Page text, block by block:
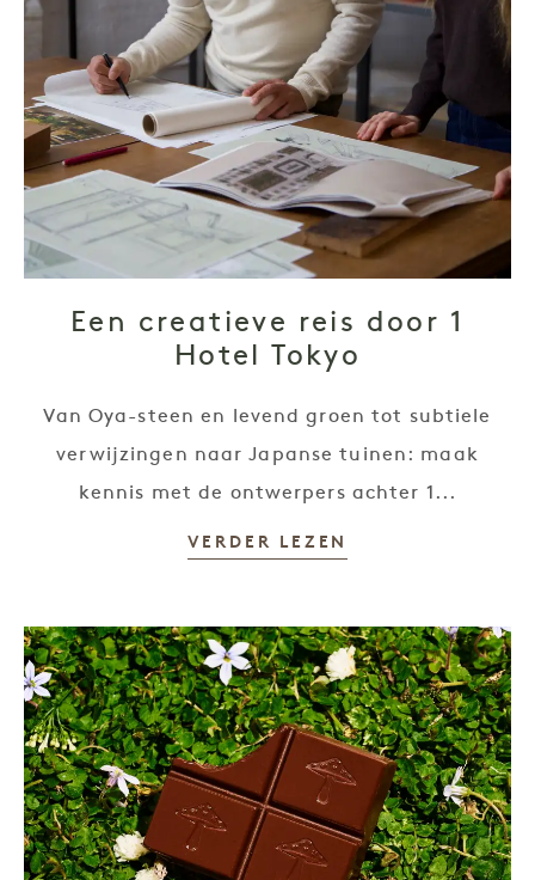
Een creatieve reis door 1
Hotel Tokyo
Van Oya-steen en levend groen tot subtiele
verwijzingen naar Japanse tuinen: maak
kennis met de ontwerpers achter 1...
VERDER LEZEN